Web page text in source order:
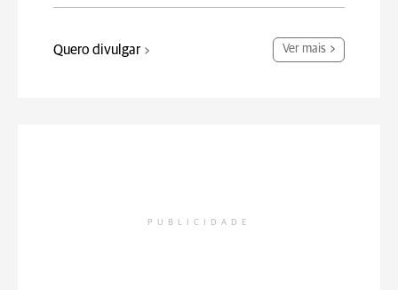
Quero divulgar Ver mais
PUBLICIDADE